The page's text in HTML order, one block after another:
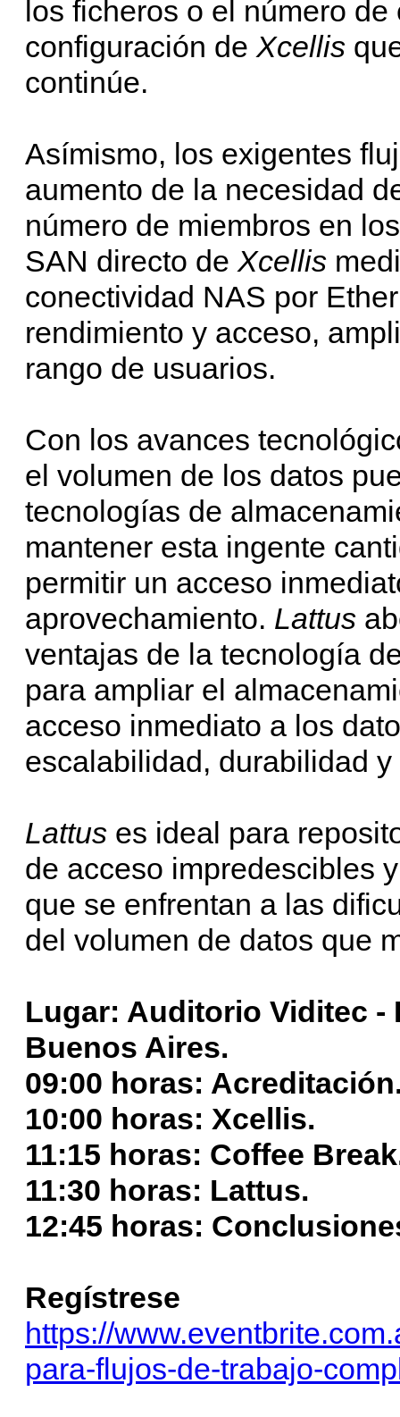
los ficheros o el número
configuración de Xcellis
continúe.
Asímismo, los exigentes
aumento de la necesidad
número de miembros en
SAN directo de Xcellis
conectividad NAS por
rendimiento y acceso,
rango de usuarios.
Con los avances
el volumen de los datos
tecnologías de
mantener esta ingente
permitir un acceso
aprovechamiento. Lattus
ventajas de la tecnología
para ampliar el
acceso inmediato a los
escalabilidad, durabilidad
Lattus es ideal para
de acceso impredescibles
que se enfrentan a las
del volumen de datos que
Lugar: Auditorio Viditec -
Buenos Aires.
09:00 horas:
10:00 horas: Xcellis.
11:15 horas: Coffee
11:30 horas: Lattus.
12:45 horas:
Regístrese
https://
para-flujos-de-trabajo-